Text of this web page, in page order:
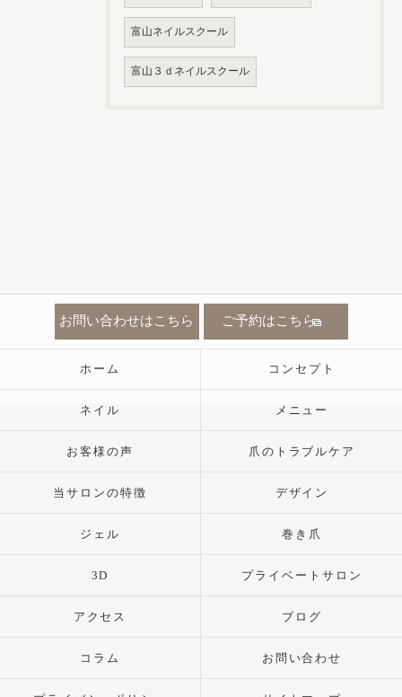
富山ネイルスクール
富山３ｄネイルスクール
お問い合わせはこちら ご予約はこちら
ホーム コンセプト
ネイル メニュー
お客様の声 爪のトラブルケア
当サロンの特徴 デザイン
ジェル 巻き爪
3D プライベートサロン
アクセス ブログ
コラム お問い合わせ